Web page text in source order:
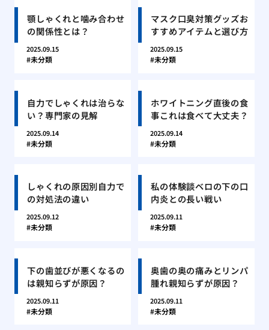
顎しゃくれと噛み合わせ
の関係性とは？
2025.09.15
未分類
マスク口臭対策グッズお
すすめアイテムと選び方
2025.09.15
未分類
自力でしゃくれは治らな
い？専門家の見解
2025.09.14
未分類
ホワイトニング直後の食
事これは食べて大丈夫？
2025.09.14
未分類
しゃくれの原因別自力で
の対処法の違い
2025.09.12
未分類
私の体験談ベロの下の口
内炎との長い戦い
2025.09.11
未分類
下の歯並びが悪くなるの
は親知らずが原因？
2025.09.11
未分類
奥歯の奥の痛みとリンパ
腫れ親知らずが原因？
2025.09.11
未分類